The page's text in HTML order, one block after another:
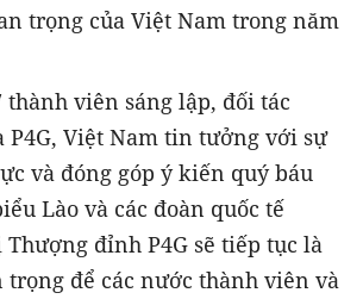
trọng của Việt Nam trong năm
thành viên sáng lập, đối tác
P4G, Việt Nam tin tưởng với sự
và đóng góp ý kiến quý báu
Lào và các đoàn quốc tế
đỉnh P4G sẽ tiếp tục là
trọng để các nước thành viên và